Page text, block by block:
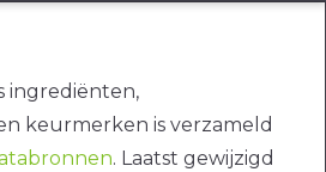
ingrediënten,
keurmerken is verzameld
. Laatst gewijzigd